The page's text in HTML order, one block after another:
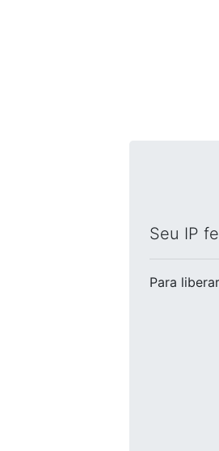
Seu IP
Para